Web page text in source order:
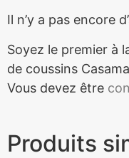
Il n’y a pas encore
Soyez le premier à
de coussins
Vous devez être
Produits